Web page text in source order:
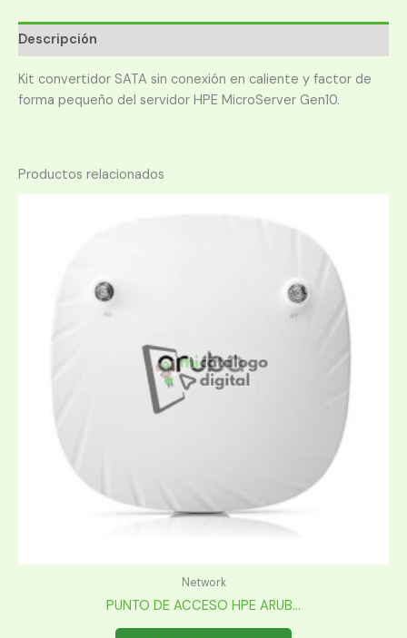
Descripción
Kit convertidor SATA sin conexión en caliente y factor de
forma pequeño del servidor HPE MicroServer Gen10.
Productos relacionados
Network
PUNTO DE ACCESO HPE ARUB...